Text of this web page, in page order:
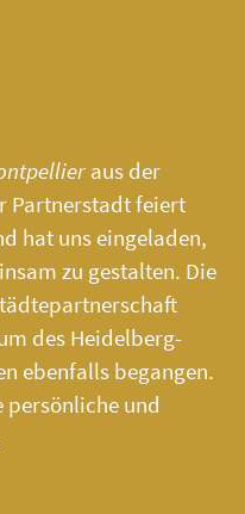
aus der
Partnerstadt feiert
hat uns eingeladen,
zu gestalten. Die
des Heidelberg-
ebenfalls begangen.
persönliche und